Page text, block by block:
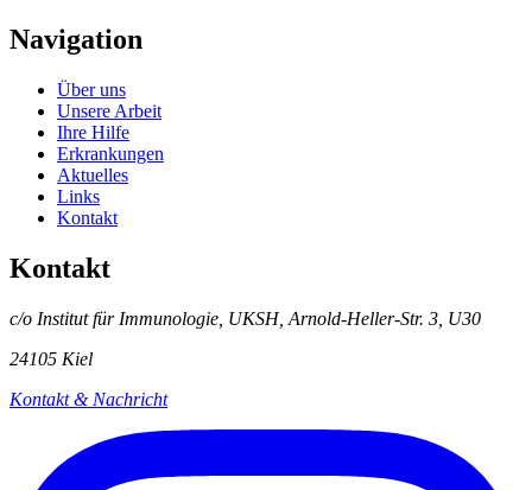
Navigation
Über uns
Unsere Arbeit
Ihre Hilfe
Erkrankungen
Aktuelles
Links
Kontakt
Kontakt
c/o Institut für Immunologie, UKSH, Arnold-Heller-Str. 3, U30
24105 Kiel
Kontakt & Nachricht